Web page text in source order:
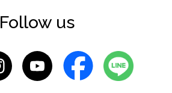
Follow us